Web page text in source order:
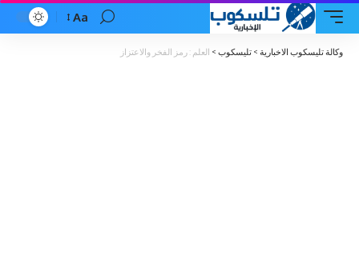
Font
Aa
وكالة تليسكوب الاخبارية > تليسكوب > العلم : رمز الفخر والاعتزاز